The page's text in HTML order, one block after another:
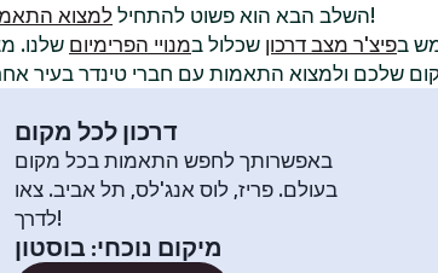
השלב הבא הוא פשוט להתחיללמצוא
!
בפיצ'ר מצב דרכון שכלול במנויי הפרימיום שלנו.
דרכון לכל מקום
באפשרותך לחפש התאמות בכל מקום
בעולם. פריז, לוס אנג'לס, תל אביב. צאו
לדרך!
מיקום נוכחי: בוסטון